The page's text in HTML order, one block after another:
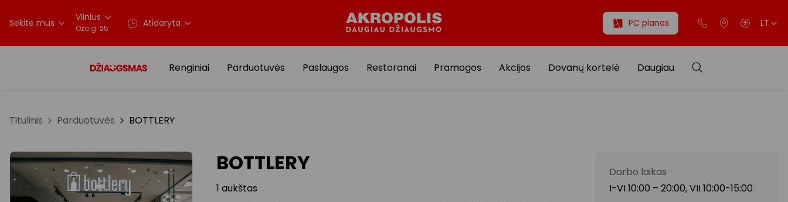
Sekite mus Vilnius
Ozo g. 25 Atidaryta PC planas LT
Renginiai Parduotuvės Paslaugos Restoranai Pramogos Akcijos Dovanų kortelė Daugiau
Titulinis Parduotuvės BOTTLERY
BOTTLERY
1 aukštas
Darbo laikas
I-VI 10:00 – 20:00, VII 10:00-15:00